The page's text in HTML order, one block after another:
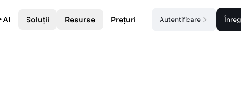
AI Soluții Resurse Prețuri Autentificare